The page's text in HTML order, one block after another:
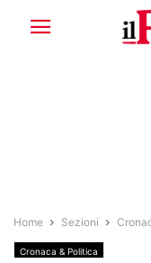
Home Sezioni
Cronaca & Politica